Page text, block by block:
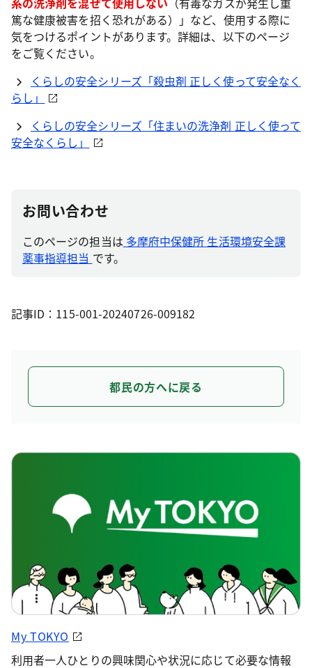
篤な健康被害を招く恐れがある）」など、使用する際に
気をつけるポイントがあります。詳細は、以下のページ
をご覧ください。
くらしの安全シリーズ「殺虫剤 正しく使って安全なく
らし」
くらしの安全シリーズ「住まいの洗浄剤 正しく使って
安全なくらし」
お問い合わせ
このページの担当は 多摩府中保健所 生活環境安全課
薬事指導担当 です。
記事ID：115-001-20240726-009182
都民の方へに戻る
My TOKYO
利用者一人ひとりの興味関心や状況に応じて必要な情報